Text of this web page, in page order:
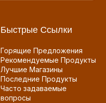
Быстрые Ссылки
Горящие Предложения
Рекомендуемые Продукты
Лучшие Магазины
Последние Продукты
Часто задаваемые
вопросы